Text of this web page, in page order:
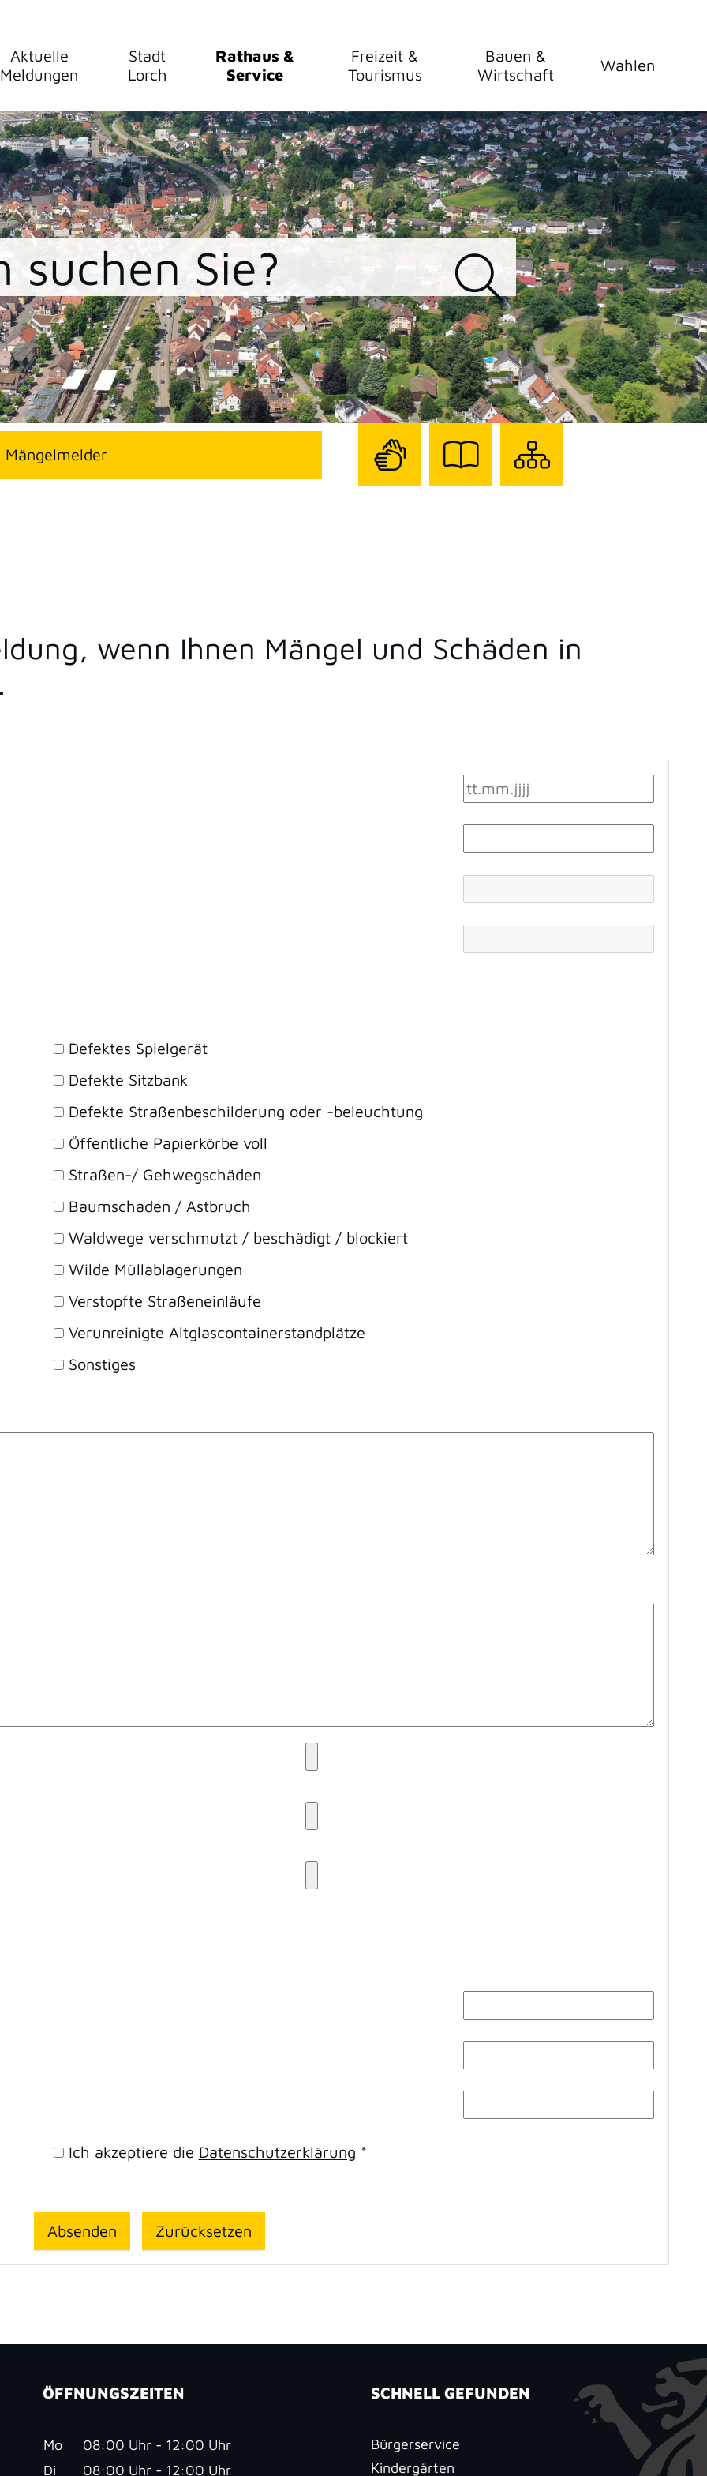
Aktuelle
Meldungen
Stadt
Lorch
Rathaus &
Service
Freizeit &
Tourismus
Bauen &
Wirtschaft
Wahlen
Mängelmelder
wenn Ihnen Mängel und Schäden in
Defektes Spielgerät
Defekte Sitzbank
Defekte Straßenbeschilderung oder -beleuchtung
Öffentliche Papierkörbe voll
Straßen-/ Gehwegschäden
Baumschaden / Astbruch
Waldwege verschmutzt / beschädigt / blockiert
Wilde Müllablagerungen
Verstopfte Straßeneinläufe
Verunreinigte Altglascontainerstandplätze
Sonstiges
Ich akzeptiere die Datenschutz­erklärung *
ÖFFNUNGSZEITEN
Mo
08:00 Uhr - 12:00 Uhr
Di
08:00 Uhr - 12:00 Uhr
SCHNELL GEFUNDEN
Bürgerservice
Kindergärten